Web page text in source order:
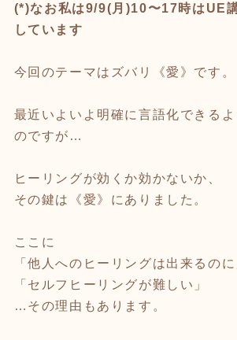
(*)なお私は9/9(月)10〜17時はUE
しています
今回のテーマはズバリ《愛》です。
最近いよいよ明確に言語化できる
のですが…
ヒーリングが効くか効かないか、
その鍵は《愛》にありました。
ここに
「他人へのヒーリングは出来るのに
「セルフヒーリングが難しい」
…その理由もあります。